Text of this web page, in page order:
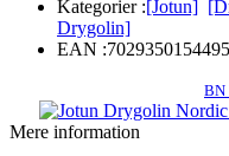
Kategorier :[Jotun]
Drygolin]
EAN :7029350154495
BN
Mere information